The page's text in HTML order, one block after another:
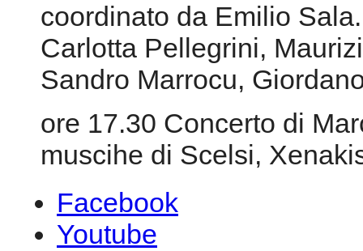
coordinato da Emilio
Carlotta Pellegrini,
Sandro Marrocu,
ore 17.30 Concerto di
muscihe di Scelsi,
Facebook
Youtube